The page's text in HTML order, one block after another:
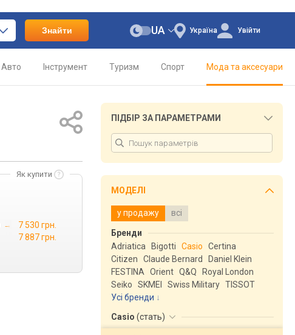
Знайти Україна
UA Увійти
Авто Інструмент Туризм Спорт Мода та аксесуари
Як купити
→ 7 530 грн.
7 887 грн.
ПІДБІР ЗА ПАРАМЕТРАМИ
МОДЕЛІ
у продажу всі
Бренди
Adriatica
Bigotti Casio
Certina
Citizen
Claude Bernard
Daniel Klein
FESTINA
Orient Q&Q
Royal London
Seiko
SKMEI Swiss Military TISSOT
Усі бренди
Casio (стать)